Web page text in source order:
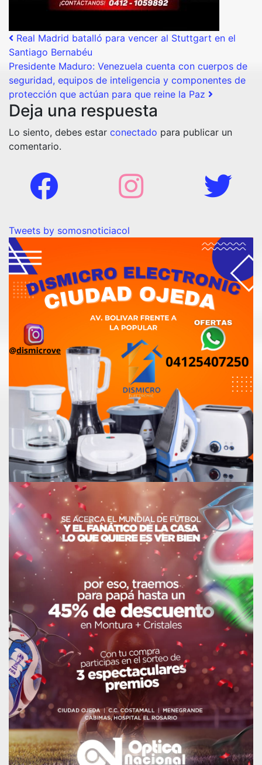
Post navigation
Real Madrid batalló para vencer al Stuttgart en el
Santiago Bernabéu
Presidente Maduro: Venezuela cuenta con cuerpos de
seguridad, equipos de inteligencia y componentes de
protección que actúan para que reine la Paz
Deja una respuesta
Lo siento, debes estar conectado para publicar un
comentario.
Tweets by somosnoticiacol